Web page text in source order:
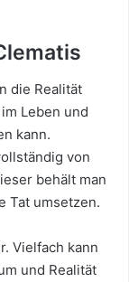
die Realität
Leben und
kann.
von
behält man
Tat umsetzen.
Vielfach kann
und Realität